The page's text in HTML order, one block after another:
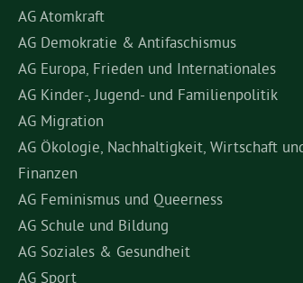
AG Atomkraft
AG Demokratie & Antifaschismus
AG Europa, Frieden und Internationales
AG Kinder-, Jugend- und Familienpolitik
AG Migration
AG Ökologie, Nachhaltigkeit, Wirtschaft
Finanzen
AG Feminismus und Queerness
AG Schule und Bildung
AG Soziales & Gesundheit
AG Sport